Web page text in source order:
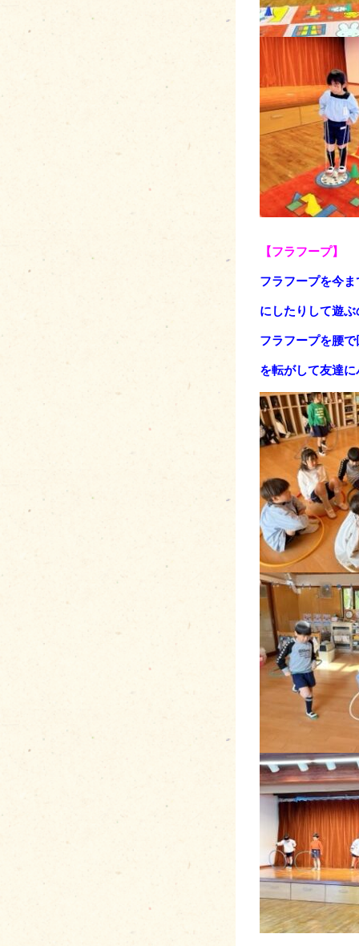
【フラフープ】
フラフープを今
にしたりして遊
フラフープを腰
を転がして友達